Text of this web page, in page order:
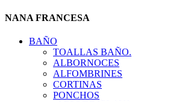
NANA FRANCESA
BAÑO
TOALLAS BAÑO.
ALBORNOCES
ALFOMBRINES
CORTINAS
PONCHOS